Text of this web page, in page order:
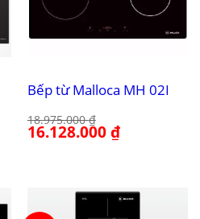
Bếp từ Malloca MH 02I
18.975.000₫
Giá
gốc
16.128.000₫Giá
hiện